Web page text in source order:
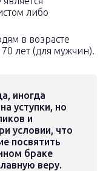
либо
в возрасте
лет (для мужчин).
иногда
уступки, но
и
условии, что
посвятить
браке
веру.